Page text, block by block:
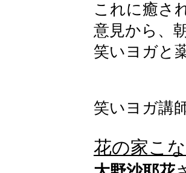
これに癒さ
意見から、
笑いヨガと
笑いヨガ
花の家こ